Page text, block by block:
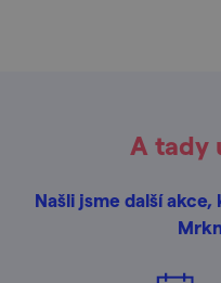
A tady
Našli jsme další